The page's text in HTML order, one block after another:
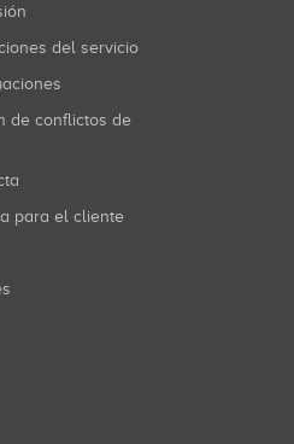
del servicio
para el cliente